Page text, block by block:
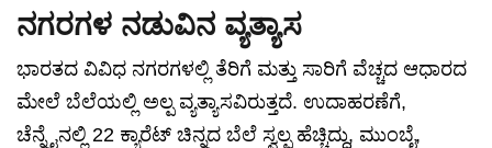
ನಗರಗಳ ನಡುವಿನ ವ್ಯತ್ಯಾಸ
ಭಾರತದ ವಿವಿಧ ನಗರಗಳಲ್ಲಿ ತೆರಿಗೆ ಮತ್ತು ಸಾರಿಗೆ ವೆಚ್ಚದ ಆಧಾರದ
ಮೇಲೆ ಬೆಲೆಯಲ್ಲಿ ಅಲ್ಪ ವ್ಯತ್ಯಾಸವಿರುತ್ತದೆ. ಉದಾಹರಣೆಗೆ,
ಚೆನ್ನೈನಲ್ಲಿ 22 ಕ್ಯಾರೆಟ್ ಚಿನ್ನದ ಬೆಲೆ ಸ್ವಲ್ಪ ಹೆಚ್ಚಿದ್ದು, ಮುಂಬೈ,